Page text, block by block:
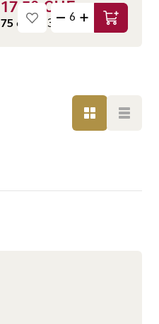
17.50 CHF
75 cl (23.33 CHF / l) Ajouter
GRILLE LISTE